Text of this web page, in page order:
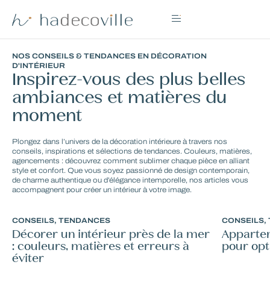
NOS CONSEILS & TENDANCES EN DÉCORATION
D'INTÉRIEUR
Inspirez-vous des plus belles
ambiances et matières du
moment
Plongez dans l’univers de la décoration intérieure à travers nos
conseils, inspirations et sélections de tendances. Couleurs, matières,
agencements : découvrez comment sublimer chaque pièce en alliant
style et confort. Que vous soyez passionné de design contemporain,
de charme authentique ou d’élégance intemporelle, nos articles vous
accompagnent pour créer un intérieur à votre image.
CONSEILS, TENDANCES
Décorer un intérieur près de la mer
: couleurs, matières et erreurs à
éviter
CONSEILS,
pour